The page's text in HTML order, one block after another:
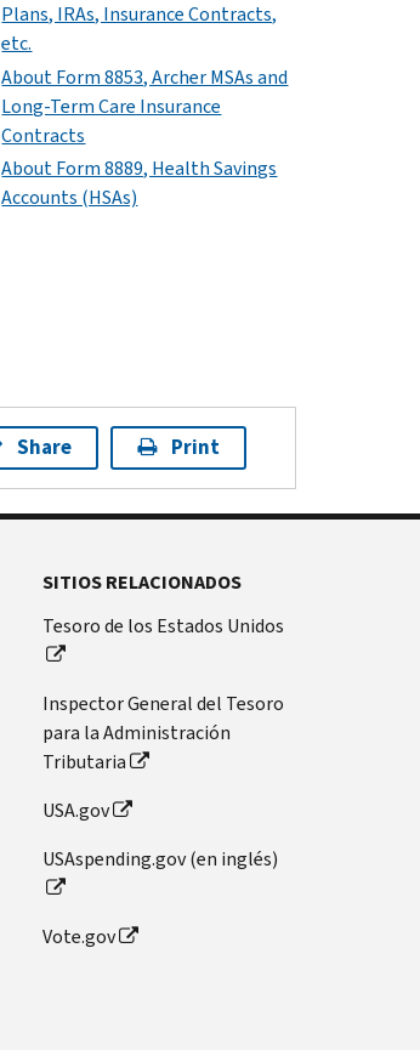
Plans, IRAs, Insurance Contracts,
etc.
About Form 8853, Archer MSAs and
Long-Term Care Insurance
Contracts
About Form 8889, Health Savings
Accounts (HSAs)
Share Print
SITIOS RELACIONADOS
Tesoro de los Estados Unidos
Inspector General del Tesoro
para la Administración
Tributaria
USA.gov
USAspending.gov (en inglés)
Vote.gov